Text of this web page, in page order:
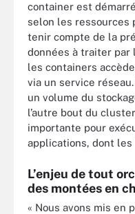
container est
selon les ressources
tenir compte de la
données à traiter par
les containers
via un service
un volume du
l’autre bout du
importante pour
applications, dont les
L’enjeu de tout
des montées en
« Nous avons mis en